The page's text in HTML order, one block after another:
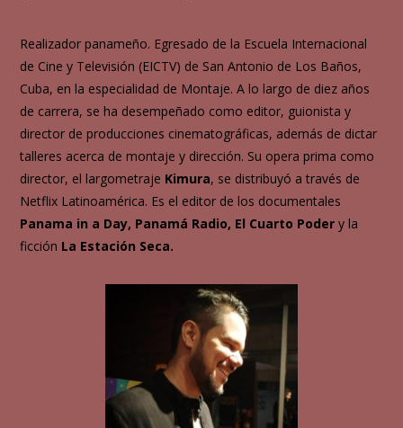
Realizador panameño. Egresado de la Escuela Internacional
de Cine y Televisión (EICTV) de San Antonio de Los Baños,
Cuba, en la especialidad de Montaje. A lo largo de diez años
de carrera, se ha desempeñado como editor, guionista y
director de producciones cinematográficas, además de dictar
talleres acerca de montaje y dirección. Su opera prima como
director, el largometraje Kimura, se distribuyó a través de
Netflix Latinoamérica. Es el editor de los documentales
Panama in a Day, Panamá Radio, El Cuarto Poder y la
ficción La Estación Seca.